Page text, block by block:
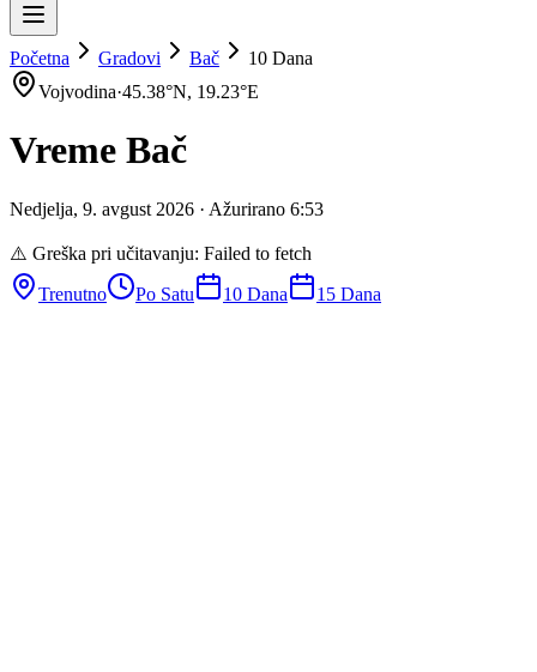
Početna Gradovi Bač
10 Dana
Vojvodina·45.38°N, 19.23°E
Vreme Bač
Nedjelja, 9. avgust 2026 · Ažurirano 6:53
⚠️ Greška pri učitavanju: Failed to fetch
Trenutno
Po Satu 10 Dana 15 Dana